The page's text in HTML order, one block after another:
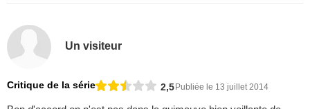
Un visiteur
Critique de la série 2,5 Publiée le 13 juillet 2014